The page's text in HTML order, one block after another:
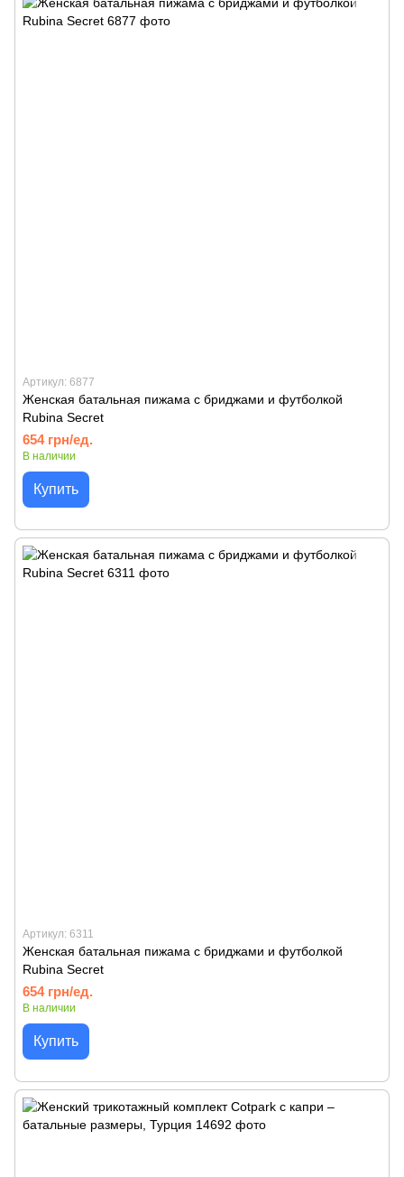
Артикул: 6877
Женская батальная пижама с бриджами и футболкой
Rubina Secret
654 грн/ед.
В наличии
Купить
Артикул: 6311
Женская батальная пижама с бриджами и футболкой
Rubina Secret
654 грн/ед.
В наличии
Купить